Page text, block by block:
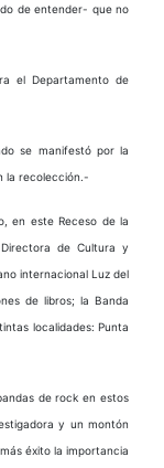
de entender- que no
el Departamento de
se manifestó por la
la recolección.-
en este Receso de la
de Cultura y
internacional Luz del
de libros; la Banda
localidades: Punta
de rock en estos
y un montón
éxito la importancia